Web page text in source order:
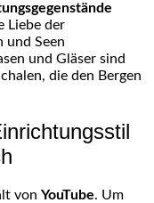
Liebe der
und Seen
und Gläser sind
die den Bergen
von YouTube. Um